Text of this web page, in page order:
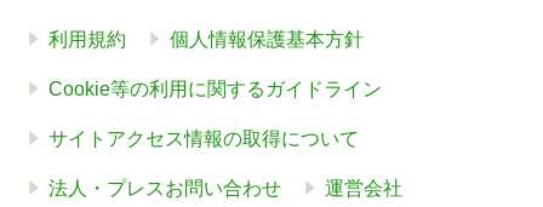
利用規約 個人情報保護基本方針
Cookie等の利用に関するガイドライン
サイトアクセス情報の取得について
法人・プレスお問い合わせ 運営会社